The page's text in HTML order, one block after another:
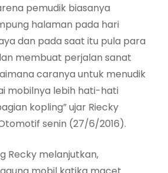
pemudik biasanya
halaman pada hari
dan pada saat itu pula para
membuat perjalan sanat
caranya untuk menudik
mobilnya lebih hati-hati
kopling” ujar Riecky
senin (27/6/2016).
Recky melanjutkan,